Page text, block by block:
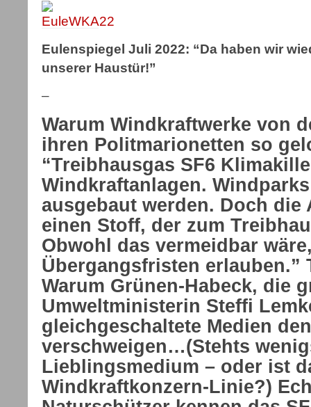
Eulenspiegel Juli 2022: “Da haben wir
unserer Haustür!”
–
Warum Windkraftwerke von
ihren Politmarionetten so
“Treibhausgas SF6
Windkraftanlagen.
ausgebaut werden. Doch die
einen Stoff, der zum
Obwohl das vermeidbar
Übergangsfristen erlauben.”
Warum Grünen-Habeck, die
Umweltministerin Steffi
gleichgeschaltete Medien
verschweigen…(Stehts
Lieblingsmedium – oder ist
Windkraftkonzern-Linie?)